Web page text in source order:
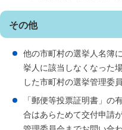
その他
他の市町村の選挙人名簿
挙人に該当しなくなった
した市町村の選挙管理委
「郵便等投票証明書」の
合はあらためて交付申請